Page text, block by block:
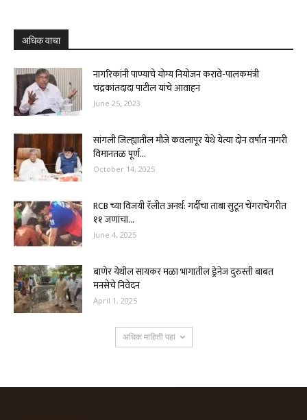
अधिक वाचा
नागरिकांनी पाण्याचे योग्य नियोजन करावे-पालकमंत्री
चंद्रकांतदादा पाटील यांचे आवाहन
June 25, 2023
सांगली जिल्ह्यातील मौजे कवलापूर येथे येत्या दोन वर्षात नागरी
विमानतळ पूर्ण...
October 14, 2025
RCB च्या विजयी रॅलीत अनर्थ: गर्दीचा ताबा सुटून चेंगराचेंगरीत
११ जणांचा...
June 4, 2025
बाणेर येथील सायकर मळा भागातील ड्रेनेज दुरुस्ती बाबत
मनसेचे निवेदन
April 1, 2025
अधिक माहिती पहा